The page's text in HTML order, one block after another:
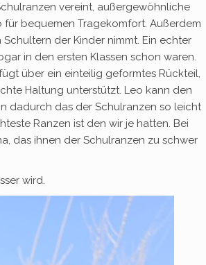
vereint, außergewöhnliche
bequemen Tragekomfort. Außerdem
der Kinder nimmt. Ein echter
in den ersten Klassen schon waren.
über ein einteilig geformtes Rückteil,
Haltung unterstützt. Leo kann den
dadurch das der Schulranzen so leicht
Ranzen ist den wir je hatten. Bei
das ihnen der Schulranzen zu schwer
wird.